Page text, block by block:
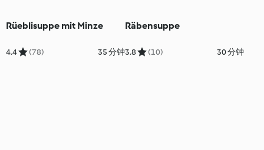
Rüeblisuppe mit Minze
4.4 (78) 35 分钟
Räbensuppe
3.8 (10) 30 分钟